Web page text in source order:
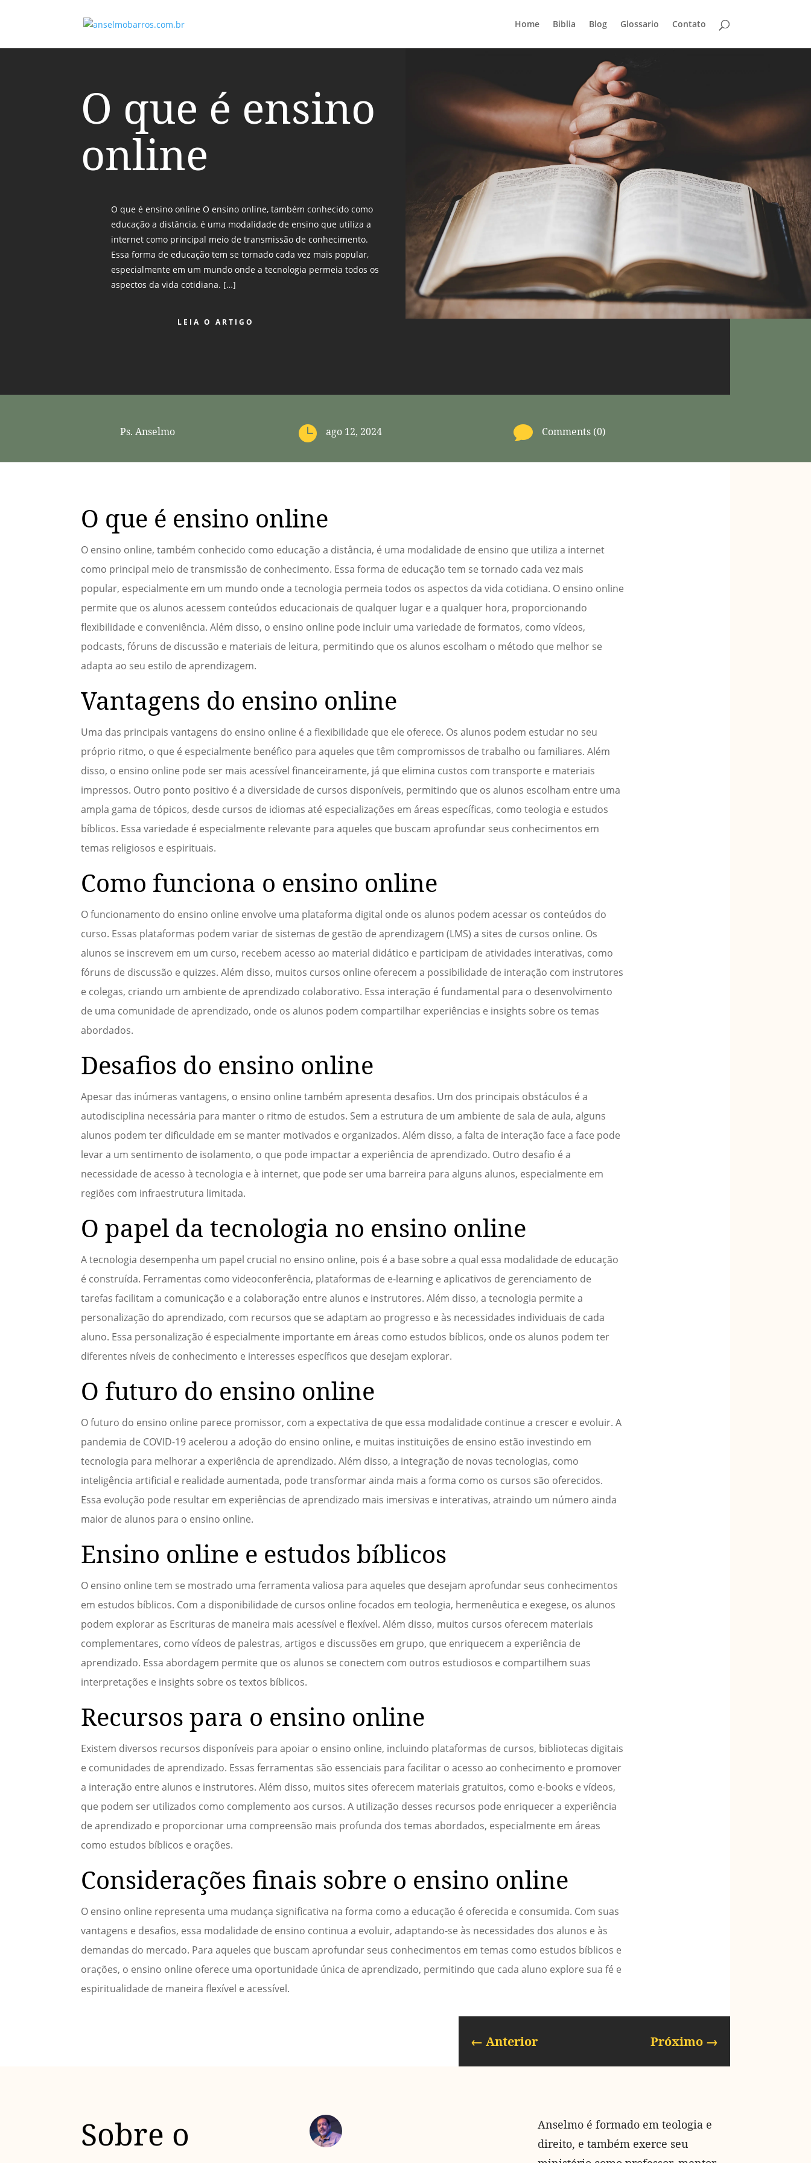
Home Biblia Blog Glossario Contato
O que é ensino
online
O que é ensino online O ensino online, também conhecido como
educação a distância, é uma modalidade de ensino que utiliza a
internet como principal meio de transmissão de conhecimento.
Essa forma de educação tem se tornado cada vez mais popular,
especialmente em um mundo onde a tecnologia permeia todos os
aspectos da vida cotidiana. […]
LEIA O ARTIGO
Ps. Anselmo  ago 12, 2024  Comments (0)
O que é ensino online
O ensino online, também conhecido como educação a distância, é uma modalidade de ensino que utiliza a internet
como principal meio de transmissão de conhecimento. Essa forma de educação tem se tornado cada vez mais
popular, especialmente em um mundo onde a tecnologia permeia todos os aspectos da vida cotidiana. O ensino online
permite que os alunos acessem conteúdos educacionais de qualquer lugar e a qualquer hora, proporcionando
flexibilidade e conveniência. Além disso, o ensino online pode incluir uma variedade de formatos, como vídeos,
podcasts, fóruns de discussão e materiais de leitura, permitindo que os alunos escolham o método que melhor se
adapta ao seu estilo de aprendizagem.
Vantagens do ensino online
Uma das principais vantagens do ensino online é a flexibilidade que ele oferece. Os alunos podem estudar no seu
próprio ritmo, o que é especialmente benéfico para aqueles que têm compromissos de trabalho ou familiares. Além
disso, o ensino online pode ser mais acessível financeiramente, já que elimina custos com transporte e materiais
impressos. Outro ponto positivo é a diversidade de cursos disponíveis, permitindo que os alunos escolham entre uma
ampla gama de tópicos, desde cursos de idiomas até especializações em áreas específicas, como teologia e estudos
bíblicos. Essa variedade é especialmente relevante para aqueles que buscam aprofundar seus conhecimentos em
temas religiosos e espirituais.
Como funciona o ensino online
O funcionamento do ensino online envolve uma plataforma digital onde os alunos podem acessar os conteúdos do
curso. Essas plataformas podem variar de sistemas de gestão de aprendizagem (LMS) a sites de cursos online. Os
alunos se inscrevem em um curso, recebem acesso ao material didático e participam de atividades interativas, como
fóruns de discussão e quizzes. Além disso, muitos cursos online oferecem a possibilidade de interação com instrutores
e colegas, criando um ambiente de aprendizado colaborativo. Essa interação é fundamental para o desenvolvimento
de uma comunidade de aprendizado, onde os alunos podem compartilhar experiências e insights sobre os temas
abordados.
Desafios do ensino online
Apesar das inúmeras vantagens, o ensino online também apresenta desafios. Um dos principais obstáculos é a
autodisciplina necessária para manter o ritmo de estudos. Sem a estrutura de um ambiente de sala de aula, alguns
alunos podem ter dificuldade em se manter motivados e organizados. Além disso, a falta de interação face a face pode
levar a um sentimento de isolamento, o que pode impactar a experiência de aprendizado. Outro desafio é a
necessidade de acesso à tecnologia e à internet, que pode ser uma barreira para alguns alunos, especialmente em
regiões com infraestrutura limitada.
O papel da tecnologia no ensino online
A tecnologia desempenha um papel crucial no ensino online, pois é a base sobre a qual essa modalidade de educação
é construída. Ferramentas como videoconferência, plataformas de e-learning e aplicativos de gerenciamento de
tarefas facilitam a comunicação e a colaboração entre alunos e instrutores. Além disso, a tecnologia permite a
personalização do aprendizado, com recursos que se adaptam ao progresso e às necessidades individuais de cada
aluno. Essa personalização é especialmente importante em áreas como estudos bíblicos, onde os alunos podem ter
diferentes níveis de conhecimento e interesses específicos que desejam explorar.
O futuro do ensino online
O futuro do ensino online parece promissor, com a expectativa de que essa modalidade continue a crescer e evoluir. A
pandemia de COVID-19 acelerou a adoção do ensino online, e muitas instituições de ensino estão investindo em
tecnologia para melhorar a experiência de aprendizado. Além disso, a integração de novas tecnologias, como
inteligência artificial e realidade aumentada, pode transformar ainda mais a forma como os cursos são oferecidos.
Essa evolução pode resultar em experiências de aprendizado mais imersivas e interativas, atraindo um número ainda
maior de alunos para o ensino online.
Ensino online e estudos bíblicos
O ensino online tem se mostrado uma ferramenta valiosa para aqueles que desejam aprofundar seus conhecimentos
em estudos bíblicos. Com a disponibilidade de cursos online focados em teologia, hermenêutica e exegese, os alunos
podem explorar as Escrituras de maneira mais acessível e flexível. Além disso, muitos cursos oferecem materiais
complementares, como vídeos de palestras, artigos e discussões em grupo, que enriquecem a experiência de
aprendizado. Essa abordagem permite que os alunos se conectem com outros estudiosos e compartilhem suas
interpretações e insights sobre os textos bíblicos.
Recursos para o ensino online
Existem diversos recursos disponíveis para apoiar o ensino online, incluindo plataformas de cursos, bibliotecas digitais
e comunidades de aprendizado. Essas ferramentas são essenciais para facilitar o acesso ao conhecimento e promover
a interação entre alunos e instrutores. Além disso, muitos sites oferecem materiais gratuitos, como e-books e vídeos,
que podem ser utilizados como complemento aos cursos. A utilização desses recursos pode enriquecer a experiência
de aprendizado e proporcionar uma compreensão mais profunda dos temas abordados, especialmente em áreas
como estudos bíblicos e orações.
Considerações finais sobre o ensino online
O ensino online representa uma mudança significativa na forma como a educação é oferecida e consumida. Com suas
vantagens e desafios, essa modalidade de ensino continua a evoluir, adaptando-se às necessidades dos alunos e às
demandas do mercado. Para aqueles que buscam aprofundar seus conhecimentos em temas como estudos bíblicos e
orações, o ensino online oferece uma oportunidade única de aprendizado, permitindo que cada aluno explore sua fé e
espiritualidade de maneira flexível e acessível.
← Anterior Próximo→
Sobre o
Anselmo é formado em teologia e
direito, e também exerce seu